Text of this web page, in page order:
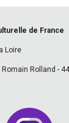
de France
Loire
Rolland -